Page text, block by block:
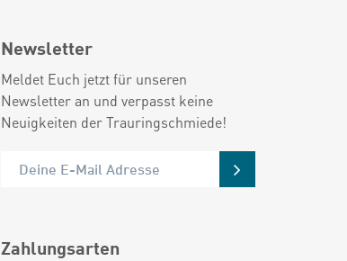
Newsletter
Meldet Euch jetzt für unseren
Newsletter an und verpasst keine
Neuigkeiten der Trauringschmiede!
Zahlungsarten